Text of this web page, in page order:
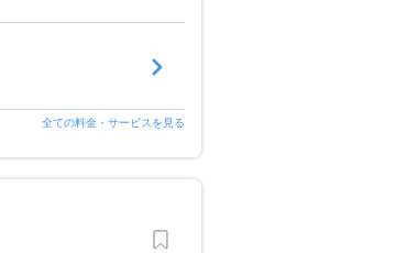
全ての料金・サービスを見る